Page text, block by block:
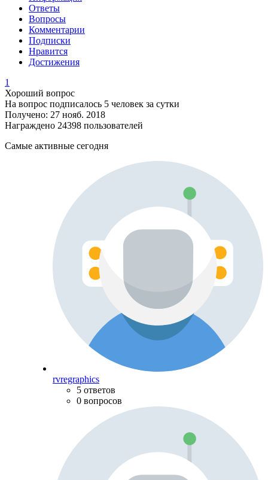
Ответы
Вопросы
Комментарии
Подписки
Нравится
Достижения
1
Хороший вопрос
На вопрос подписалось 5 человек за сутки
Получено: 27 нояб. 2018
Награждено 24398 пользователей
Самые активные сегодня
rvregraphics
5 ответов
0 вопросов